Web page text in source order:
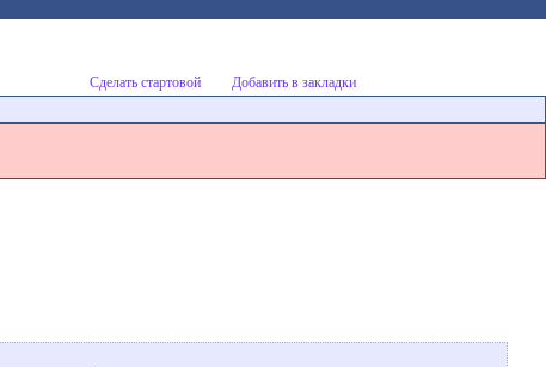
Сделать стартовой
Добавить в закладки